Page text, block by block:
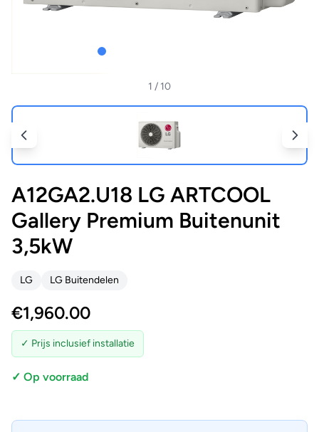
1 / 10
A12GA2.U18 LG ARTCOOL
Gallery Premium Buitenunit
3,5kW
LG LG Buitendelen
€1,960.00
✓ Prijs inclusief installatie
✓ Op voorraad